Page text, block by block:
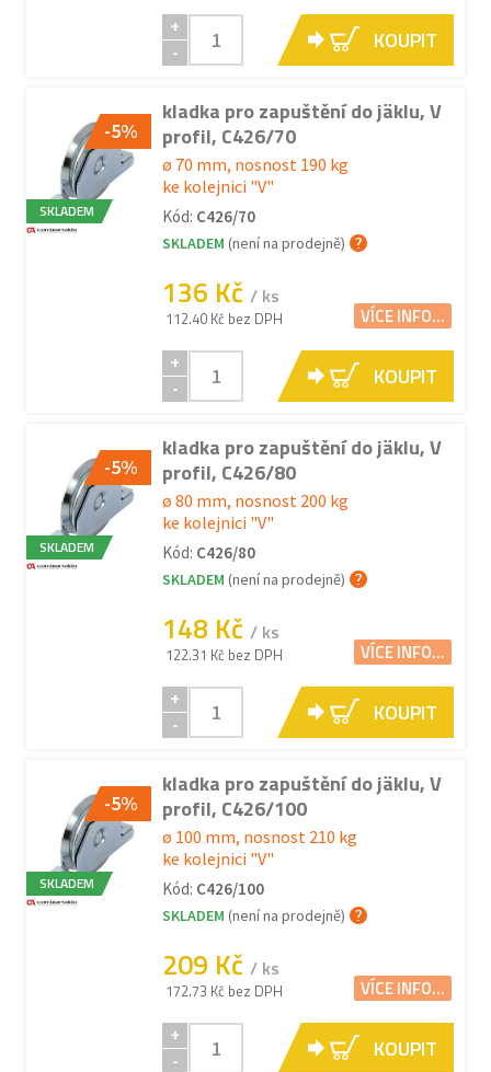
+
-
KOUPIT
-5%
SKLADEM
kladka pro zapuštění do jäklu, V
profil, C426/70
ø 70 mm, nosnost 190 kg
ke kolejnici "V"
Kód: C426/70
SKLADEM (není na prodejně)
136 Kč / ks
112.40 Kč bez DPH VÍCE INFO...
+
-
KOUPIT
-5%
SKLADEM
kladka pro zapuštění do jäklu, V
profil, C426/80
ø 80 mm, nosnost 200 kg
ke kolejnici "V"
Kód: C426/80
SKLADEM (není na prodejně)
148 Kč / ks
122.31 Kč bez DPH VÍCE INFO...
+
-
KOUPIT
-5%
SKLADEM
kladka pro zapuštění do jäklu, V
profil, C426/100
ø 100 mm, nosnost 210 kg
ke kolejnici "V"
Kód: C426/100
SKLADEM (není na prodejně)
209 Kč / ks
172.73 Kč bez DPH VÍCE INFO...
+
-
KOUPIT